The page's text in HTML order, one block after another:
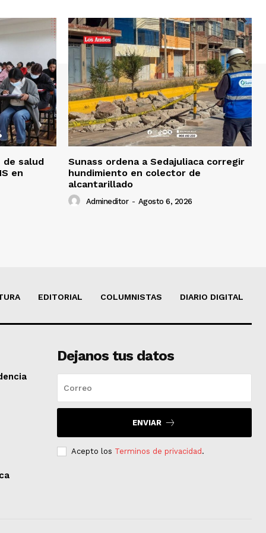
de salud
en
Sunass ordena a Sedajuliaca corregir
hundimiento en colector de
alcantarillado
Admineditor - Agosto 6, 2026
EDITORIAL COLUMNISTAS DIARIO DIGITAL
Dejanos tus datos
ENVIAR
Acepto los Terminos de privacidad.